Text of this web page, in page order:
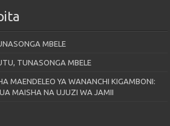
MBELE
TUNASONGA MBELE
MAENDELEO YA WANANCHI KIGAMBONI:
MAISHA NA UJUZI WA JAMII